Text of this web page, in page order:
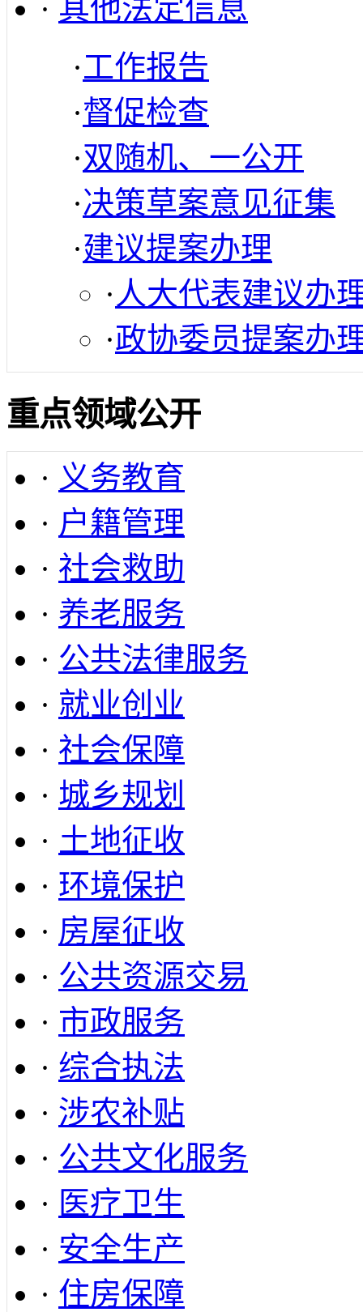
· 其他法定信息
·工作报告
·督促检查
·双随机、一公开
·决策草案意见征集
·建议提案办理
· 人大代表建议办
·政协委员提案办
重点领域公开
· 义务教育
· 户籍管理
· 社会救助
· 养老服务
· 公共法律服务
· 就业创业
· 社会保障
· 城乡规划
· 土地征收
· 环境保护
· 房屋征收
· 公共资源交易
· 市政服务
· 综合执法
· 涉农补贴
· 公共文化服务
· 医疗卫生
· 安全生产
· 住房保障